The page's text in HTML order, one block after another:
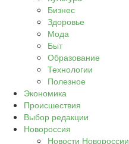
Бизнес
Здоровье
Мода
Быт
Образование
Технологии
Полезное
Экономика
Происшествия
Выбор редакции
Новороссия
Новости Новороссии